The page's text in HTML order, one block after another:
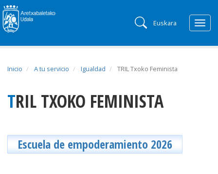
Euskara
Inicio A tu servicio Igualdad TRIL Txoko Feminista
TRIL TXOKO FEMINISTA
Escuela de empoderamiento 2026